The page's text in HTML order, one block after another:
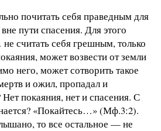
почитать себя праведным для
пути спасения. Для этого
считать себя грешным, только
может возвести от земли
него, может сотворить такое
и ожил, пропадал и
покаяния, нет и спасения. С
«Покайтесь…» (Мф.3:2).
то все остальное — не